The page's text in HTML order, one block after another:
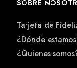
SOBRE
Tarjeta de
¿Dónde
¿Quienes